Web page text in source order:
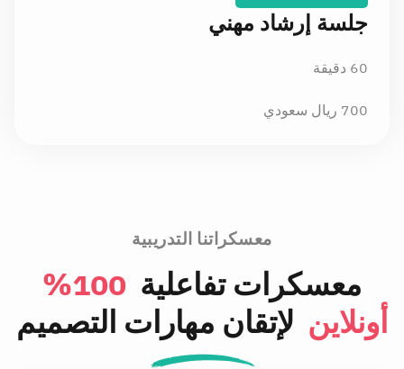
جلسة إرشاد مهني
60 دقيقة
700 ريال سعودي
معسكراتنا التدريبية
معسكرات تفاعلية
100%
أونلاين لإتقان مهارات التصميم